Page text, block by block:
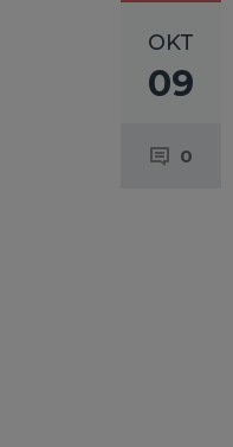
OKT
09
0